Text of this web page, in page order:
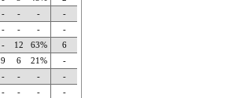
- - - -
- - - -
- 12 63% 6
9 6 21% -
- - - -
- - - -